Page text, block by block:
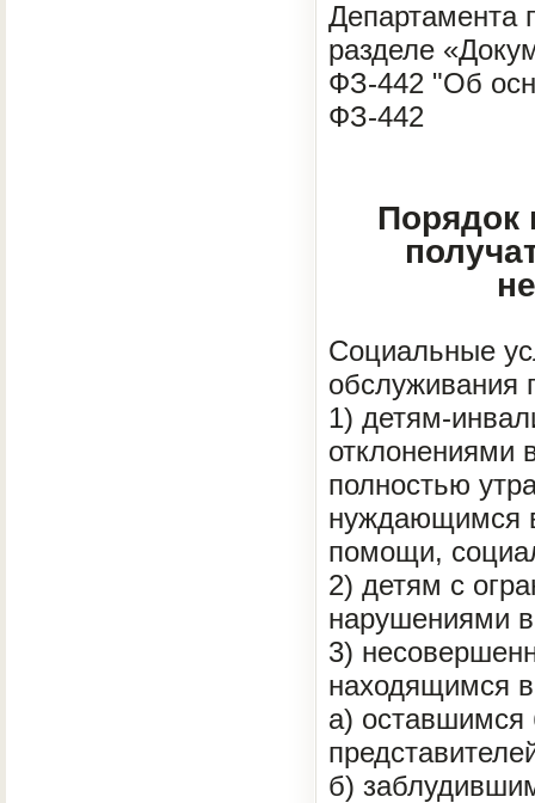
Департамента
разделе
ФЗ-442 "Об
ФЗ-442
Порядок
Социальные
обслуживания
1) детям-
отклонениями
полностью
нуждающимся
помощи,
2) детям с
нарушениями в
3)
находящимся
а) оставшимся
б)